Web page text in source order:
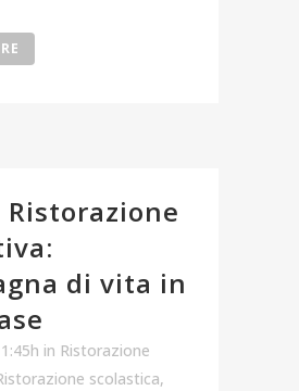
Ristorazione
di vita in
in Ristorazione
scolastica,